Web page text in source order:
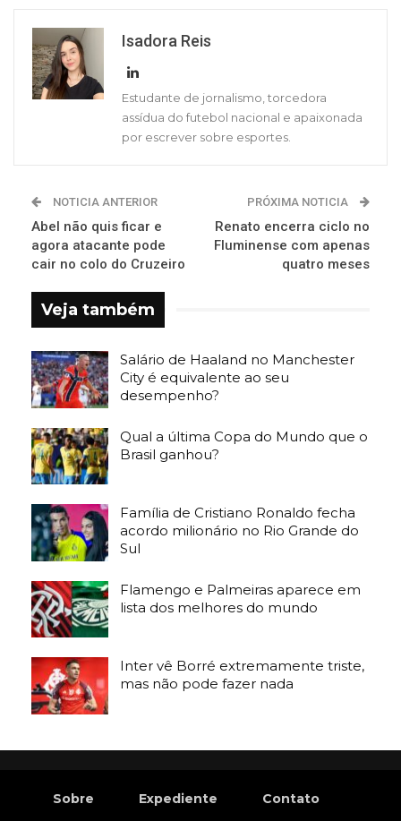
Isadora Reis
Estudante de jornalismo, torcedora
assídua do futebol nacional e apaixonada
por escrever sobre esportes.
NOTICIA ANTERIOR
Abel não quis ficar e
agora atacante pode
cair no colo do Cruzeiro
PRÓXIMA NOTICIA
Renato encerra ciclo no
Fluminense com apenas
quatro meses
Veja também
Salário de Haaland no Manchester
City é equivalente ao seu
desempenho?
Qual a última Copa do Mundo que o
Brasil ganhou?
Família de Cristiano Ronaldo fecha
acordo milionário no Rio Grande do
Sul
Flamengo e Palmeiras aparece em
lista dos melhores do mundo
Inter vê Borré extremamente triste,
mas não pode fazer nada
Sobre Expediente Contato